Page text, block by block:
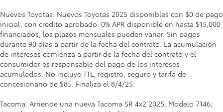
Nuevos Toyotas: Nuevos Toyotas 2025 disponibles con $0 de pago
inicial, con crédito aprobado. 0% APR disponible en hasta $15,000
financiados, los plazos mensuales pueden variar. Sin pagos
durante 90 días a partir de la fecha del contrato. La acumulación
de intereses comienza a partir de la fecha del contrato y el
consumidor es responsable del pago de los intereses
acumulados. No incluye TTL, registro, seguro y tarifa de
concesionario de $85. Finaliza el 8/4/25.
Tacoma: Arriende una nueva Tacoma SR 4x2 2025; Modelo 7146;